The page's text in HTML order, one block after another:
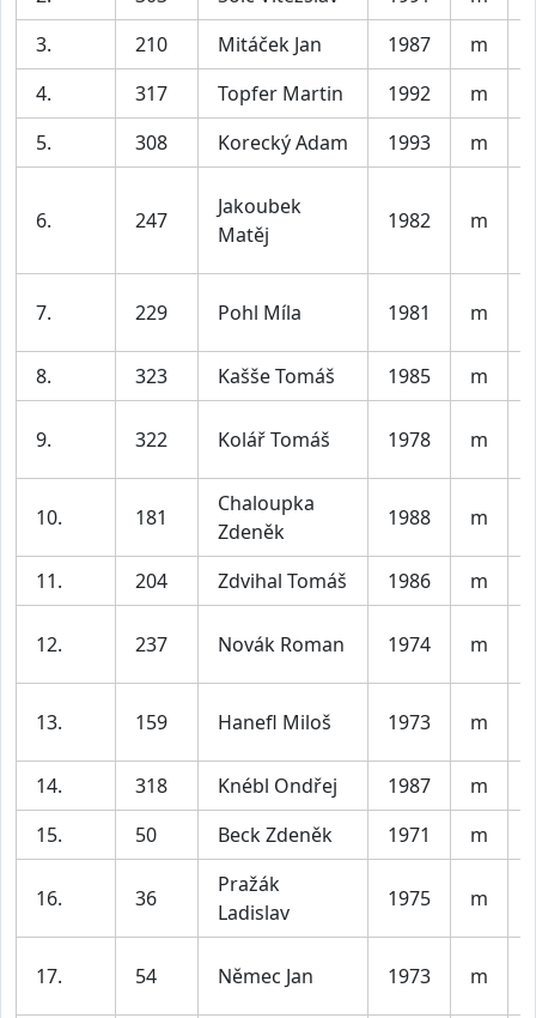
3.
210 Mitáček Jan 1987 m
4.
317 Topfer Martin 1992 m
5.
308 Korecký Adam 1993 m
6. 247
Jakoubek
Matěj
1982 m
7. 229 Pohl Míla 1981 m
8.
323 Kašše Tomáš 1985 m
9. 322 Kolář Tomáš 1978 m
10. 181
Chaloupka
Zdeněk
1988 m
11. 204 Zdvihal Tomáš 1986 m
12. 237 Novák Roman 1974 m
13. 159 Hanefl Miloš 1973 m
14.
318 Knébl Ondřej 1987 m
15.
50 Beck Zdeněk 1971 m
16. 36
Pražák
Ladislav
1975 m
17. 54 Němec Jan 1973 m